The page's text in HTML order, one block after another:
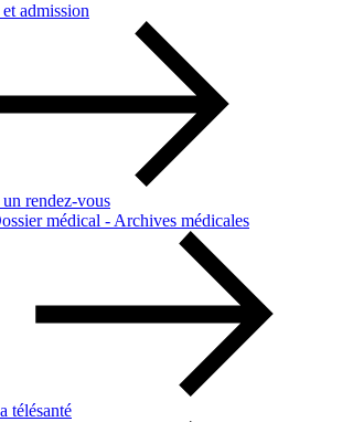
admission
rendez-vous
médical - Archives médicales
télésanté